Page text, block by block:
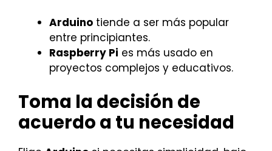
Arduino tiende a ser más popular
entre principiantes.
Raspberry Pi es más usado en
proyectos complejos y educativos.
Toma la decisión de
acuerdo a tu necesidad